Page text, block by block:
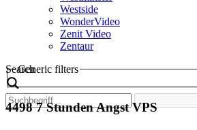
Westside
WonderVideo
Zenit Video
Zentaur
Search
Generic filters
4498 7 Stunden Angst VPS